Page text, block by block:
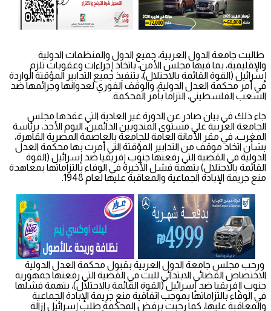
طالبت جامعة الدول العربية، جميع الدول والمنظمات الدولية
والإقليمية، بما فيها مجلس الأمن، باتخاذ إجراءات وعقوبات تلزم
إسرائيل (القوة القائمة بالاحتلال)، بتنفيذ جميع التدابير المؤقتة الواردة
في أمر محكمة العدل الدولية، والوقف الفوري لعدوانها وجرائمها ضد
الشعب الفلسطيني، التزاما بأمر المحكمة.
جاء ذلك في بيان صادر عن الدورة غير العادية التي عقدها مجلس
الجامعة العربية على مستوى المندوبين الدائمين، اليوم الأحد، برئاسة
المغرب، في مقر الأمانة العامة للجامعة بالعاصمة المصرية القاهرة،
بشأن اتخاذ موقف من التدابير المؤقتة التي أمرت بها محكمة العدل
الدولية في القضية التي رفعتها جنوب إفريقيا ضد إسرائيل (القوة
القائمة بالاحتلال) بتهمة فشل الأخيرة في الوفاء بالتزاماتها بمعاهدة
منع جريمة الإبادة الجماعية والمعاقبة عليها لعام 1948.
ورحب مجلس جامعة الدول العربية بقبول محكمة العدل الدولية
الاختصاص القضائي الابتدائي للبت في القضية التي رفعتها جمهورية
جنوب اإفريقيا ضد إسرائيل (القوة القائمة بالاحتلال)، بتهمة فشلها
في الوفاء بالتزاماتها بموجب اتفاقية منع جريمة الإبادة الجماعية
والمعاقبة عليها، كما رحبت برفض المحكمة طلب إسرائيل إزالة